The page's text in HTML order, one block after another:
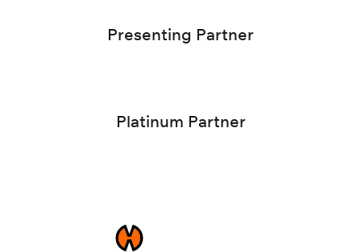
Presenting Partner
Platinum Partner